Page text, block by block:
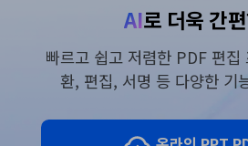
AI로 더욱 간
빠르고 쉽고 저렴한 PDF 편집
환, 편집, 서명 등 다양한 기